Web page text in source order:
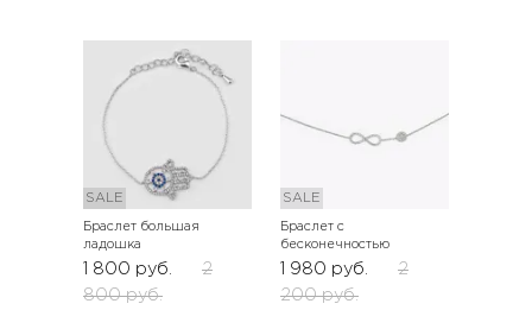
SALE
Браслет большая
ладошка
1 800 руб.
2
800 руб.
SALE
Браслет с
бесконечностью
1 980 руб.
2
200 руб.